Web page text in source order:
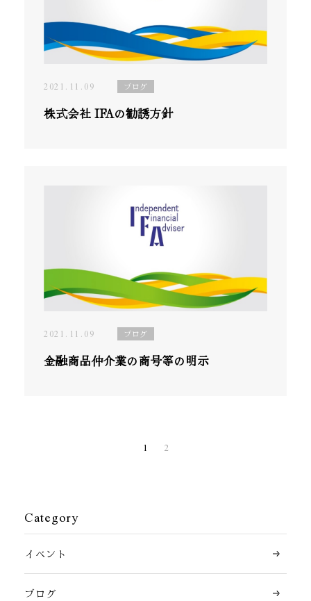
2021.11.09 ブログ
株式会社 IFAの勧誘方針
2021.11.09 ブログ
金融商品仲介業の商号等の明示
1 2
Category
イベント
ブログ